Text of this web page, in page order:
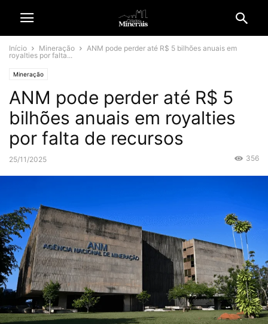
Início Mineração
ANM pode perder até R$ 5 bilhões anuais em
royalties por falta...
Mineração
ANM pode perder até R$ 5
bilhões anuais em royalties
por falta de recursos
25/11/2025 356